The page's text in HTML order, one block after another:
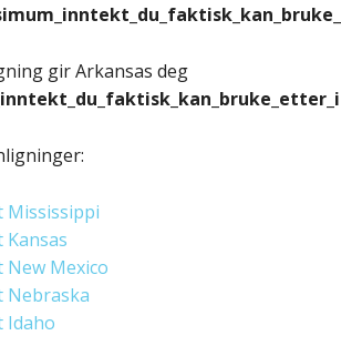
gir Arkansas deg
Mississippi
Kansas
New Mexico
Nebraska
Idaho